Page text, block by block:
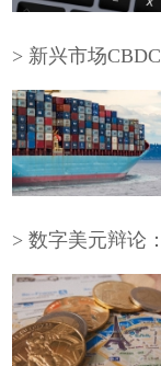
> 新兴市场
> 数字美元辩论